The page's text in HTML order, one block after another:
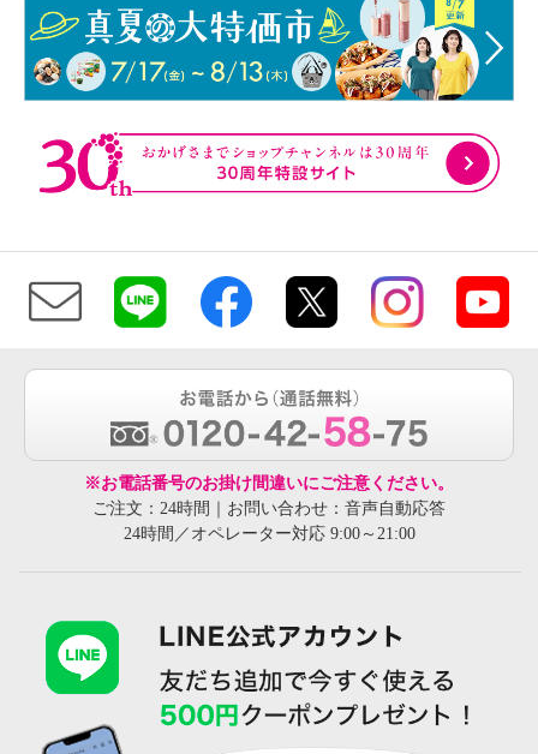
※お電話番号のお掛け間違いにご注意ください。
ご注文：24時間｜お問い合わせ：音声自動応答
24時間／オペレーター対応 9:00～21:00